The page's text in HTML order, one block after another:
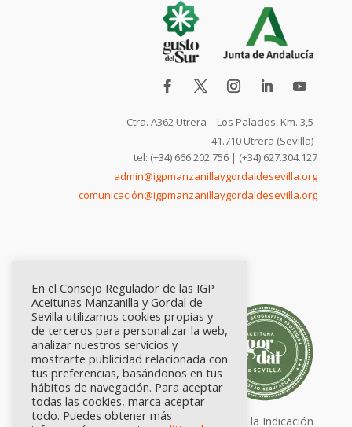
Ctra. A362 Utrera – Los Palacios, Km. 3,5
41.710 Utrera (Sevilla)
tel: (+34) 666.202.756 | (+34) 627.304.127
admin@igpmanzanillaygordaldesevilla.org
comunicación@igpmanzanillaygordaldesevilla.org
Calidad certificada por Origen. Sellos de la Indicación
En el Consejo Regulador de las IGP
Aceitunas Manzanilla y Gordal de
Sevilla utilizamos cookies propias y
de terceros para personalizar la web,
analizar nuestros servicios y
mostrarte publicidad relacionada con
tus preferencias, basándonos en tus
hábitos de navegación. Para aceptar
todas las cookies, marca aceptar
todo. Puedes obtener más